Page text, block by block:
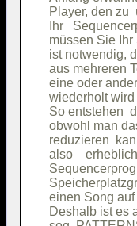
Player, den zu
Ihr
müssen Sie
ist notwendig,
aus mehreren
eine oder
wiederholt
So entstehen
obwohl man
reduzieren
also
einen Song
Deshalb ist es